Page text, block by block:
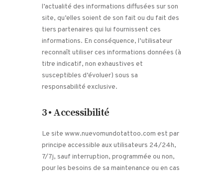
l’actualité des informations diffusées sur son
site, qu’elles soient de son fait ou du fait des
tiers partenaires qui lui fournissent ces
informations. En conséquence, l’utilisateur
reconnaît utiliser ces informations données (à
titre indicatif, non exhaustives et
susceptibles d’évoluer) sous sa
responsabilité exclusive.
3 • Accessibilité
Le site www.nuevomundotattoo.com est par
principe accessible aux utilisateurs 24/24h,
7/7j, sauf interruption, programmée ou non,
pour les besoins de sa maintenance ou en cas